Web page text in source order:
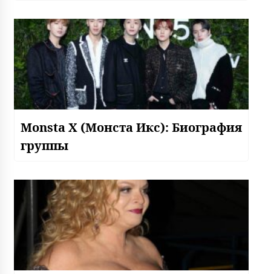
Monsta X (Монста Икс): Биография
группы